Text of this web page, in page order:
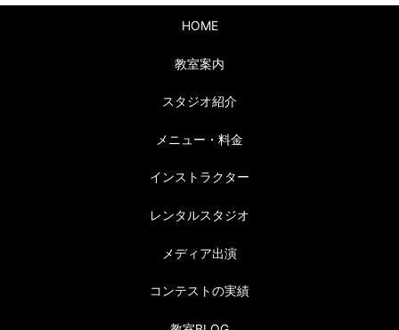
HOME
教室案内
スタジオ紹介
メニュー・料金
インストラクター
レンタルスタジオ
メディア出演
コンテストの実績